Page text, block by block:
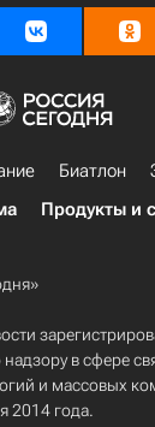
Биатлон
Продукты и
в сфере
и массовых
2014 года.